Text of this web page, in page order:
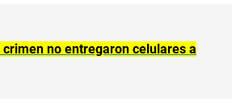
no entregaron celulares a